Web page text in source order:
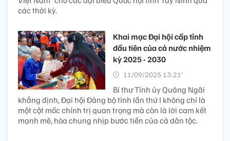
các thời kỳ.
Khai mạc Đại hội cấp tỉnh
đầu tiên của cả nước nhiệm
kỳ 2025 - 2030
11/09/2025 13:21’
Bí thư Tỉnh ủy Quảng Ngãi
khẳng định, Đại hội Đảng bộ tỉnh lần thứ I không chỉ là
một cột mốc chính trị quan trọng mà còn là lời cam kết
mạnh mẽ, hòa chung nhịp bước tiến của cả dân tộc.